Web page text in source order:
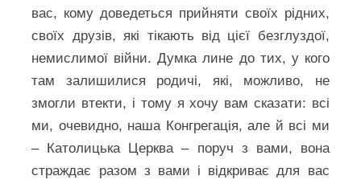
вас, кому доведеться прийняти своїх рідних,
своїх друзів, які тікають від цієї безглуздої,
немислимої війни. Думка лине до тих, у кого
там залишилися родичі, які, можливо, не
змогли втекти, і тому я хочу вам сказати: всі
ми, очевидно, наша Конгрегація, але й всі ми
– Католицька Церква – поруч з вами, вона
страждає разом з вами і відкриває для вас